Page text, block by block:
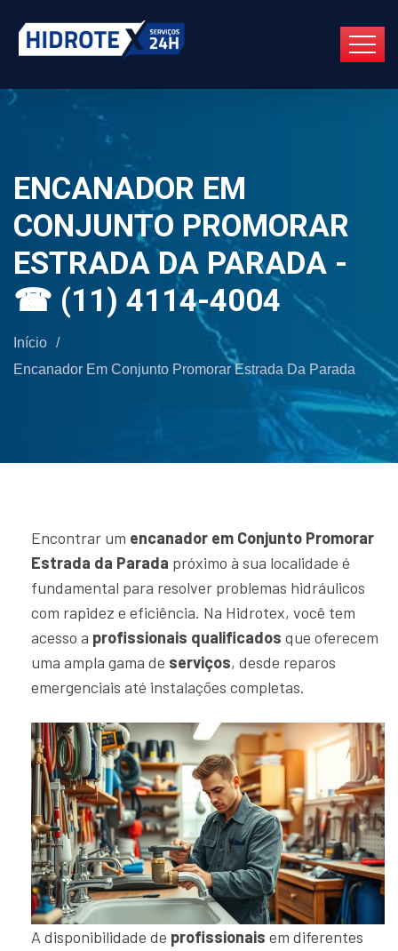
ENCANADOR EM
CONJUNTO PROMORAR
ESTRADA DA PARADA -
☎ (11) 4114-4004
Início /
Encanador Em Conjunto Promorar Estrada Da Parada
Encontrar um encanador em Conjunto Promorar
Estrada da Parada próximo à sua localidade é
fundamental para resolver problemas hidráulicos
com rapidez e eficiência. Na Hidrotex, você tem
acesso a profissionais qualificados que oferecem
uma ampla gama de serviços, desde reparos
emergenciais até instalações completas.
A disponibilidade de profissionais em diferentes